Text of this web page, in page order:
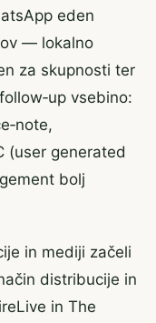
eden
— lokalno
za skupnosti ter
vsebino:
(user generated
bolj
in mediji začeli
distribucije in
in The